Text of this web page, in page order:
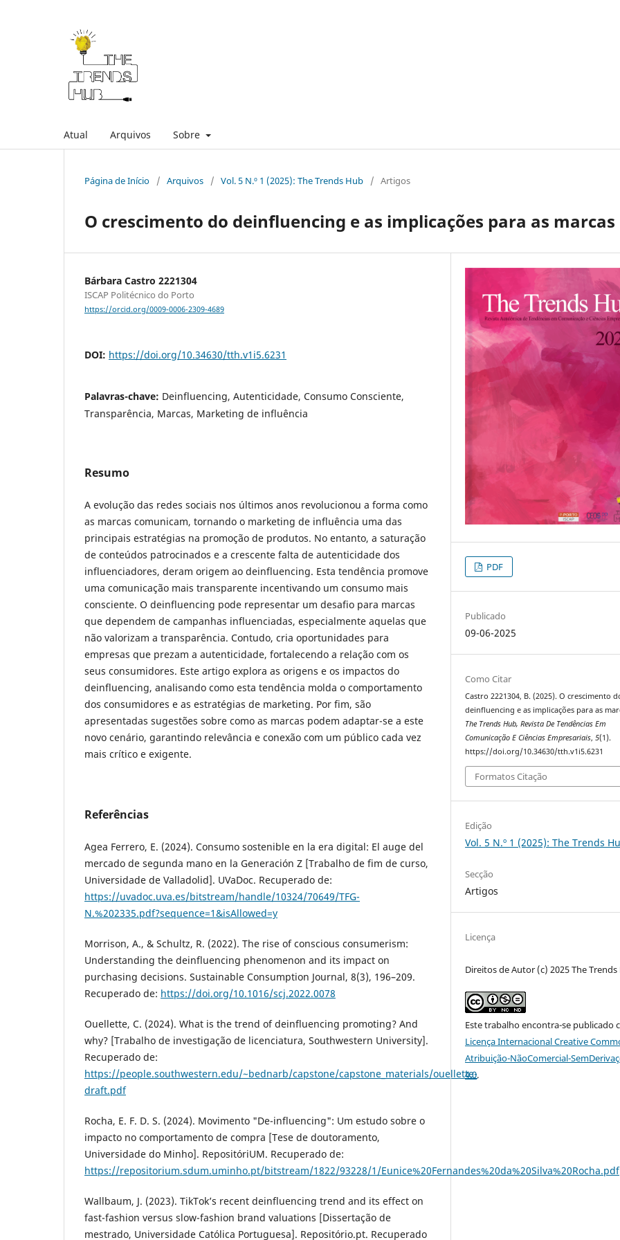
Atual Arquivos Sobre
Página de Início / Arquivos / Vol. 5 N.º 1 (2025): The Trends Hub / Artigos
O crescimento do deinfluencing e as implicações para as marcas
Bárbara Castro 2221304
ISCAP Politécnico do Porto
https://orcid.org/0009-0006-2309-4689
DOI: https://doi.org/10.34630/tth.v1i5.6231
Palavras-chave: Deinfluencing, Autenticidade, Consumo Consciente,
Transparência, Marcas, Marketing de influência
Resumo
A evolução das redes sociais nos últimos anos revolucionou a forma como
as marcas comunicam, tornando o marketing de influência uma das
principais estratégias na promoção de produtos. No entanto, a saturação
de conteúdos patrocinados e a crescente falta de autenticidade dos
influenciadores, deram origem ao deinfluencing. Esta tendência promove
uma comunicação mais transparente incentivando um consumo mais
consciente. O deinfluencing pode representar um desafio para marcas
que dependem de campanhas influenciadas, especialmente aquelas que
não valorizam a transparência. Contudo, cria oportunidades para
empresas que prezam a autenticidade, fortalecendo a relação com os
seus consumidores. Este artigo explora as origens e os impactos do
deinfluencing, analisando como esta tendência molda o comportamento
dos consumidores e as estratégias de marketing. Por fim, são
apresentadas sugestões sobre como as marcas podem adaptar-se a este
novo cenário, garantindo relevância e conexão com um público cada vez
mais crítico e exigente.
Referências
Agea Ferrero, E. (2024). Consumo sostenible en la era digital: El auge del
mercado de segunda mano en la Generación Z [Trabalho de fim de curso,
Universidade de Valladolid]. UVaDoc. Recuperado de:
https://uvadoc.uva.es/bitstream/handle/10324/70649/TFG-
N.%202335.pdf?sequence=1&isAllowed=y
Morrison, A., & Schultz, R. (2022). The rise of conscious consumerism:
Understanding the deinfluencing phenomenon and its impact on
purchasing decisions. Sustainable Consumption Journal, 8(3), 196–209.
Recuperado de: https://doi.org/10.1016/scj.2022.0078
Ouellette, C. (2024). What is the trend of deinfluencing promoting? And
why? [Trabalho de investigação de licenciatura, Southwestern University].
Recuperado de:
https://people.southwestern.edu/~bednarb/capstone/capstone_materials/ouellette-
draft.pdf
Rocha, E. F. D. S. (2024). Movimento "De-influencing": Um estudo sobre o
impacto no comportamento de compra [Tese de doutoramento,
Universidade do Minho]. RepositóriUM. Recuperado de:
https://repositorium.sdum.uminho.pt/bitstream/1822/93228/1/Eunice%20Fernandes%20da%20Silva%20Rocha.pdf
Wallbaum, J. (2023). TikTok’s recent deinfluencing trend and its effect on
fast-fashion versus slow-fashion brand valuations [Dissertação de
mestrado, Universidade Católica Portuguesa]. Repositório.pt. Recuperado
PDF
Publicado
09-06-2025
Como Citar
Castro 2221304, B. (2025). O crescimento
deinfluencing e as implicações para as
The Trends Hub, Revista De Tendências Em
Comunicação E Ciências Empresariais,5(1).
https://doi.org/10.34630/tth.v1i5.6231
Formatos Citação
Edição
Vol. 5 N.º 1 (2025): The Trends
Secção
Artigos
Licença
Direitos de Autor (c) 2025 The
Este trabalho encontra-se publicado
Licença Internacional Creative
Atribuição-NãoComercial-
4.0.